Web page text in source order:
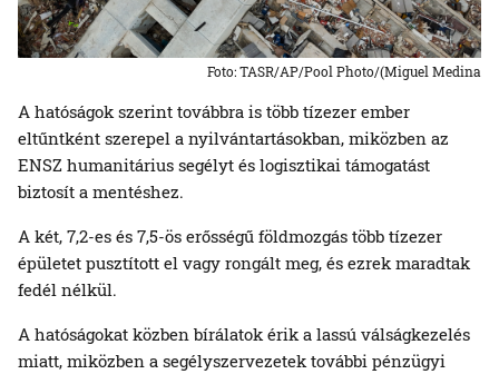
Foto: TASR/AP/Pool Photo/(Miguel Medina
A hatóságok szerint továbbra is több tízezer ember
eltűntként szerepel a nyilvántartásokban, miközben az
ENSZ humanitárius segélyt és logisztikai támogatást
biztosít a mentéshez.
A két, 7,2-es és 7,5-ös erősségű földmozgás több tízezer
épületet pusztított el vagy rongált meg, és ezrek maradtak
fedél nélkül.
A hatóságokat közben bírálatok érik a lassú válságkezelés
miatt, miközben a segélyszervezetek további pénzügyi